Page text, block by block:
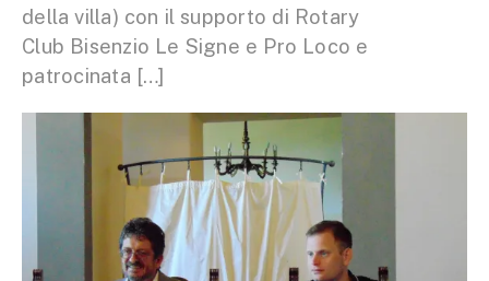
della villa) con il supporto di Rotary
Club Bisenzio Le Signe e Pro Loco e
patrocinata […]